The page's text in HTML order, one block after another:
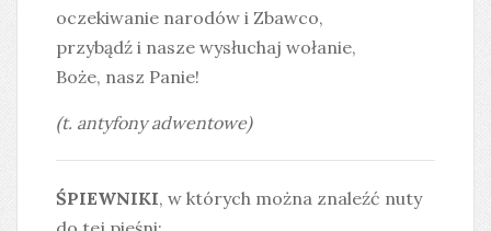
oczekiwanie narodów i Zbawco,
przybądź i nasze wysłuchaj wołanie,
Boże, nasz Panie!
(t. antyfony adwentowe)
ŚPIEWNIKI, w których można znaleźć nuty